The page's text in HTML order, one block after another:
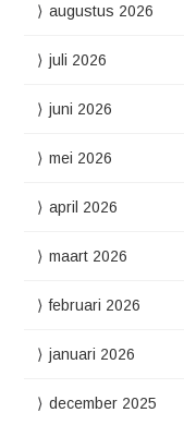
augustus 2026
juli 2026
juni 2026
mei 2026
april 2026
maart 2026
februari 2026
januari 2026
december 2025